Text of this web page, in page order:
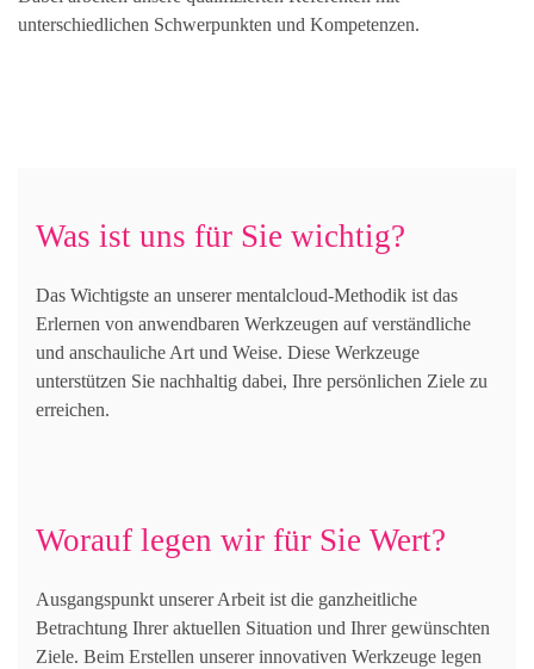
unterschiedlichen Schwerpunkten und Kompetenzen.
Was ist uns für Sie wichtig?
Das Wichtigste an unserer mentalcloud-Methodik ist das
Erlernen von anwendbaren Werkzeugen auf verständliche
und anschauliche Art und Weise. Diese Werkzeuge
unterstützen Sie nachhaltig dabei, Ihre persönlichen Ziele zu
erreichen.
Worauf legen wir für Sie Wert?
Ausgangspunkt unserer Arbeit ist die ganzheitliche
Betrachtung Ihrer aktuellen Situation und Ihrer gewünschten
Ziele. Beim Erstellen unserer innovativen Werkzeuge legen